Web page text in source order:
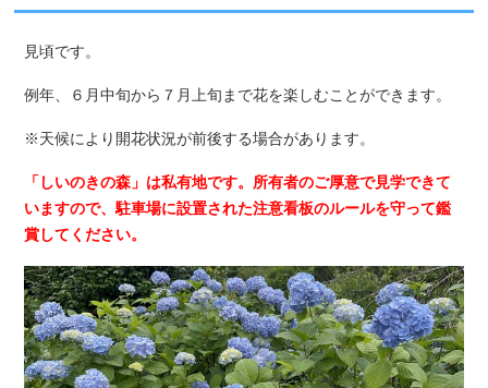
見頃です。
例年、６月中旬から７月上旬まで花を楽しむことができます。
※天候により開花状況が前後する場合があります。
「しいのきの森」は私有地です。所有者のご厚意で見学できて
いますので、駐車場に設置された注意看板のルールを守って鑑
賞してください。